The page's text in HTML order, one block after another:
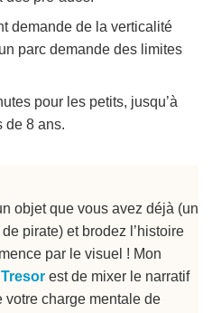
demande de la verticalité
parc demande des limites
pour les petits, jusqu’à
de 8 ans.
objet que vous avez déjà (un
pirate) et brodez l’histoire
par le visuel ! Mon
est de mixer le narratif
charge mentale de